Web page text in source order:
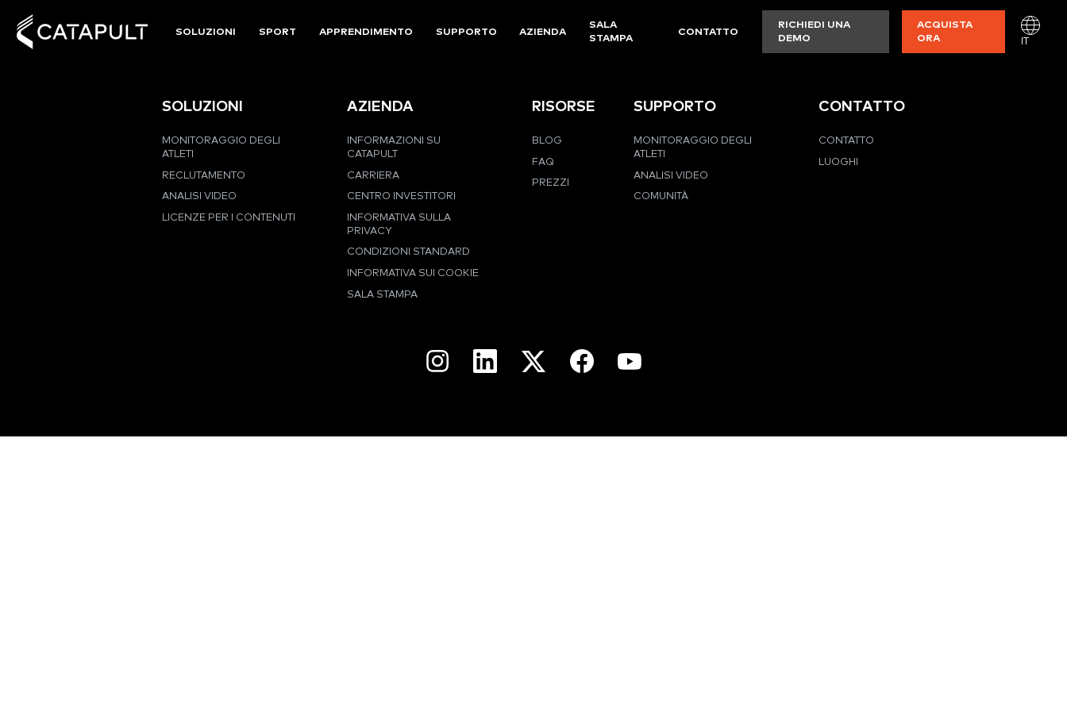
SOLUZIONI SPORT APPRENDIMENTO SUPPORTO AZIENDA
SALA
STAMPA
CONTATTO
RICHIEDI UNA
DEMO
ACQUISTA
ORA
IT
SOLUZIONI
MONITORAGGIO DEGLI
ATLETI
RECLUTAMENTO
ANALISI VIDEO
LICENZE PER I CONTENUTI
AZIENDA
INFORMAZIONI SU
CATAPULT
CARRIERA
CENTRO INVESTITORI
INFORMATIVA SULLA
PRIVACY
CONDIZIONI STANDARD
INFORMATIVA SUI COOKIE
SALA STAMPA
RISORSE
BLOG
FAQ
PREZZI
SUPPORTO
MONITORAGGIO DEGLI
ATLETI
ANALISI VIDEO
COMUNITÀ
CONTATTO
CONTATTO
LUOGHI